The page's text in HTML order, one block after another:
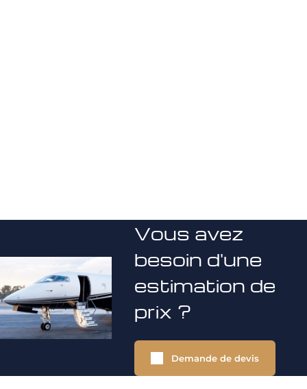
Vous avez
besoin d'une
estimation de
prix ?
Demande de devis